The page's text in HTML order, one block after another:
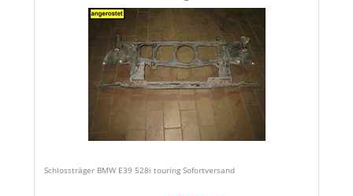
Schlossträger BMW E39 528i touring Sofortversand